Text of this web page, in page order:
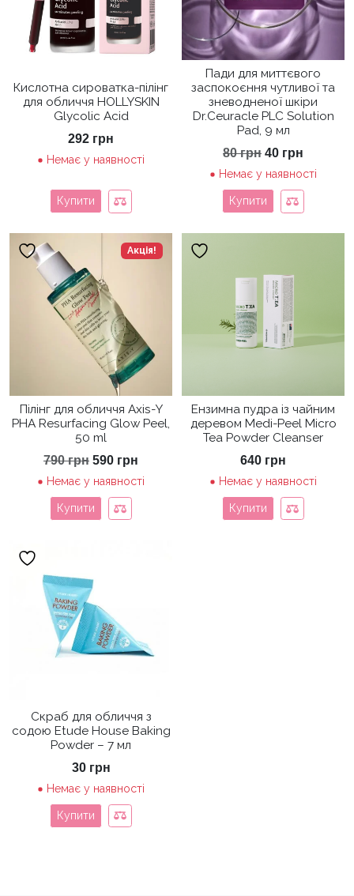
Кислотна сироватка-пілінг
для обличчя HOLLYSKIN
Glycolic Acid
292 грн
Немає у наявності
Купити
Пади для миттєвого
заспокоєння чутливої та
зневодненої шкіри
Dr.Ceuracle PLC Solution
Pad, 9 мл
80грн Оригінальна
80 грн.
40 грн
ціна:
40 грн.
Немає у наявності
Купити
Акція!
Пілінг для обличчя Axis-Y
PHA Resurfacing Glow Peel,
50 ml
790грн Оригінальна
790 грн.
590 грн
ціна:
590 грн.
Немає у наявності
Купити
Ензимна пудра із чайним
деревом Medi-Peel Micro
Tea Powder Cleanser
640 грн
Немає у наявності
Купити
Скраб для обличчя з
содою Etude House Baking
Powder – 7 мл
30 грн
Немає у наявності
Купити